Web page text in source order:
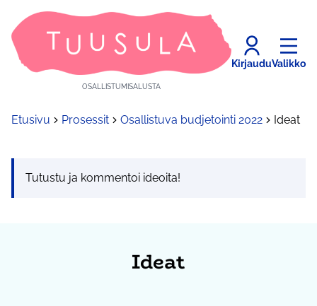
OSALLISTUMISALUSTA
KirjauduValikko
Etusivu Prosessit Osallistuva budjetointi 2022 Ideat
Tutustu ja kommentoi ideoita!
Ideat